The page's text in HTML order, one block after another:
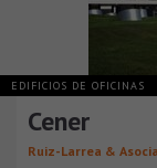
EDIFICIOS DE OFICINAS
Cener
Ruiz-Larrea &